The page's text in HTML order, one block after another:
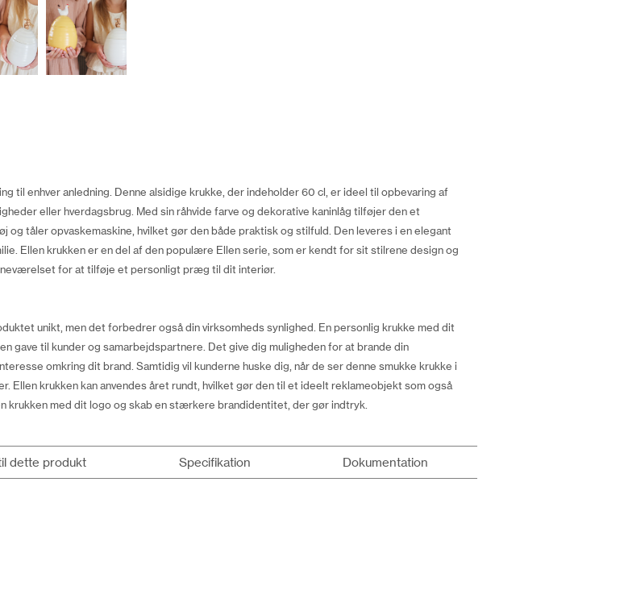
til enhver anledning. Denne alsidige krukke, der indeholder 60 cl, er ideel til opbevaring af
eller hverdagsbrug. Med sin råhvide farve og dekorative kaninlåg tilføjer den et
tåler opvaskemaskine, hvilket gør den både praktisk og stilfuld. Den leveres i en elegant
Ellen krukken er en del af den populære Ellen serie, som er kendt for sit stilrene design og
for at tilføje et personligt præg til dit interiør.
unikt, men det forbedrer også din virksomheds synlighed. En personlig krukke med dit
gave til kunder og samarbejdspartnere. Det give dig muligheden for at brande din
omkring dit brand. Samtidig vil kunderne huske dig, når de ser denne smukke krukke i
Ellen krukken kan anvendes året rundt, hvilket gør den til et ideelt reklameobjekt som også
krukken med dit logo og skab en stærkere brandidentitet, der gør indtryk.
dette produkt Specifikation Dokumentation